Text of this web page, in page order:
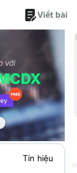
Viết bài
Tín hiệu